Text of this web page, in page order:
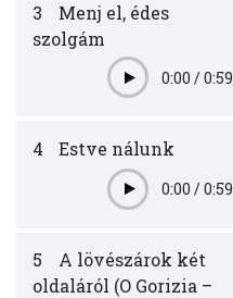
3
Menj el, édes
szolgám
Play0:00 /0:59
4 Estve nálunk
Play0:00 /0:59
5
A lövészárok két
oldaláról (O Gorizia –